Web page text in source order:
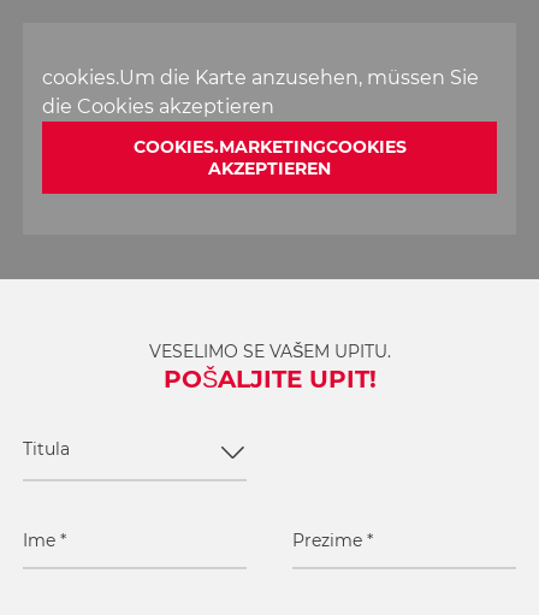
cookies.Um die Karte anzusehen, müssen Sie
die Cookies akzeptieren
COOKIES.MARKETINGCOOKIES
AKZEPTIEREN
VESELIMO SE VAŠEM UPITU.
POŠALJITE UPIT!
Titula
Ime * Prezime *